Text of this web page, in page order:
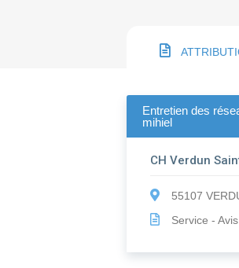
Entretien des
mihiel
CH Verdun
55107
Service -